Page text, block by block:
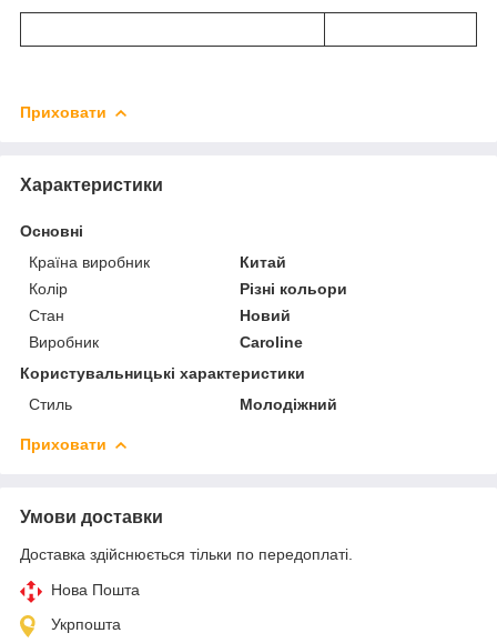
Приховати
Характеристики
Основні
Країна виробник
Китай
Колір
Різні кольори
Стан
Новий
Виробник
Caroline
Користувальницькі характеристики
Стиль
Молодіжний
Приховати
Умови доставки
Доставка здійснюється тільки по передоплаті.
Нова Пошта
Укрпошта